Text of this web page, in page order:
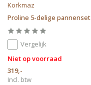
Korkmaz
Proline 5-delige pannenset
Vergelijk
Niet op voorraad
319,-
Incl. btw